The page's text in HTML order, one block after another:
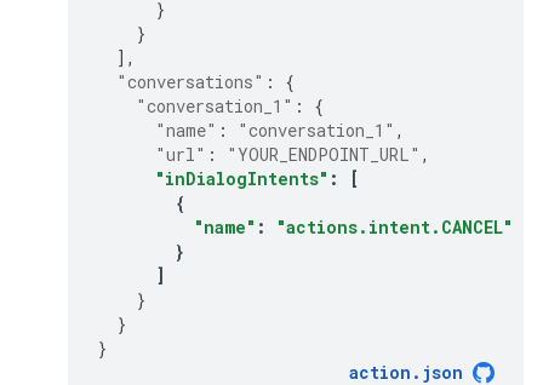
}
}
],
"conversations" :
{
"conversation_1" :
{
"name" : "conversation_1" ,
"url" : "YOUR_ENDPOINT_URL" ,
"inDialogIntents" :
[
{
"name" :
"actions.intent.CANCEL"
}
]
}
}
}
action . json